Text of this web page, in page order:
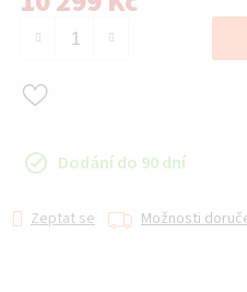
Dodání do 90 dní
Zeptat se Možnosti